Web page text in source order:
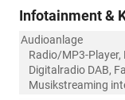
Infotainment &
Audioanlage
Radio/MP3-Player,
Digitalradio DAB,
Musikstreaming